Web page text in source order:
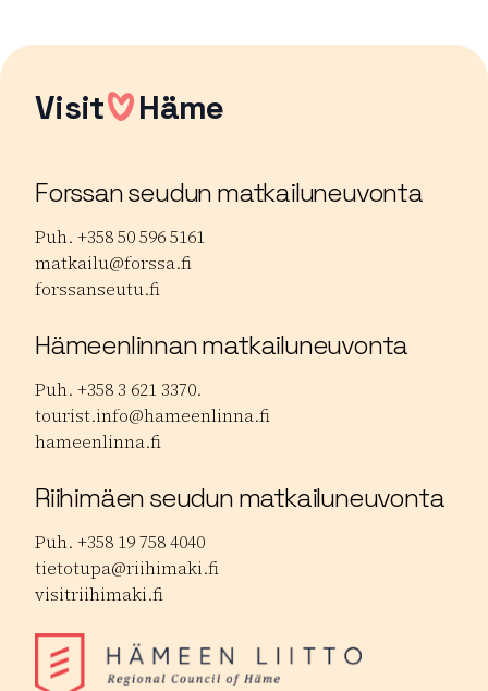
Visit Häme
Forssan seudun matkailuneuvonta
Puh. +358 50 596 5161
matkailu@forssa.fi
forssanseutu.fi
Hämeenlinnan matkailuneuvonta
Puh. +358 3 621 3370.
tourist.info@hameenlinna.fi
hameenlinna.fi
Riihimäen seudun matkailuneuvonta
Puh. +358 19 758 4040
tietotupa@riihimaki.fi
visitriihimaki.fi